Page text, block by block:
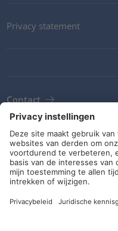
Privacy statement
Contact
Newsletter
ALV
Richtlijnen en verplichtingen
Sociale media